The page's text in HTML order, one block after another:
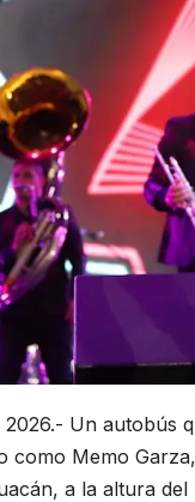
Un autobús
como Memo
a la altura